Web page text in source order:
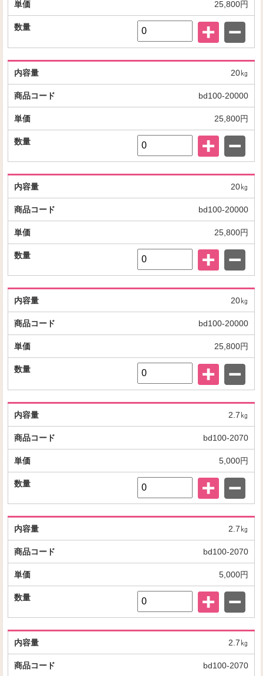
25,800円
20㎏
bd100-20000
25,800円
20㎏
bd100-20000
25,800円
20㎏
bd100-20000
25,800円
2.7㎏
bd100-2070
5,000円
2.7㎏
bd100-2070
5,000円
2.7㎏
bd100-2070